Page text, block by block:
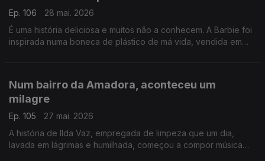
Ep. 106
28 mai. 2026
É uma história deliciosa e muitos não a conhecem. A Barbie foi
inspirada numa boneca de plástico de má vida, vendida em
Num bairro da Amadora, aconteceu um
milagre
Ep. 105
27 mai. 2026
A história de Ilda Vaz, empregada de limpeza que um dia,
lavada em lágrimas e humilhada, começou a compor música